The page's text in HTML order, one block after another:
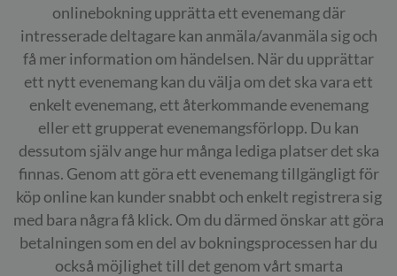
onlinebokning upprätta ett evenemang där
intresserade deltagare kan anmäla/avanmäla sig och
få mer information om händelsen. När du upprättar
ett nytt evenemang kan du välja om det ska vara ett
enkelt evenemang, ett återkommande evenemang
eller ett grupperat evenemangsförlopp. Du kan
dessutom själv ange hur många lediga platser det ska
finnas. Genom att göra ett evenemang tillgängligt för
köp online kan kunder snabbt och enkelt registrera sig
med bara några få klick. Om du därmed önskar att göra
betalningen som en del av bokningsprocessen har du
också möjlighet till det genom vårt smarta